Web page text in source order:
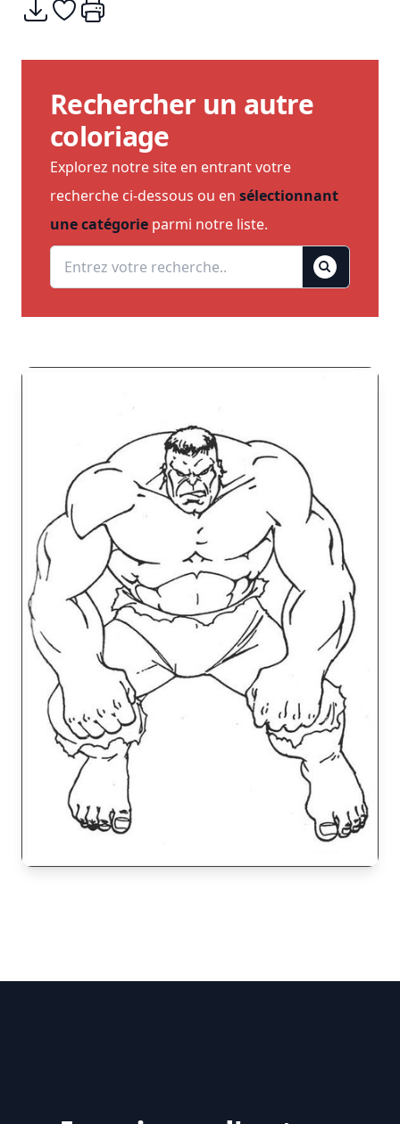
Télécharger
Ajouter à mes coups de coeurs
Imprimer
Rechercher un autre
coloriage
Explorez notre site en entrant votre
recherche ci-dessous ou en sélectionnant
une catégorie parmi notre liste.